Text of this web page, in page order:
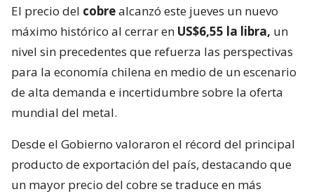
El precio del cobrealcanzó este jueves un nuevo
máximo histórico al cerrar en US$6,55 la libra, un
nivel sin precedentes que refuerza las perspectivas
para la economía chilena en medio de un escenario
de alta demanda e incertidumbre sobre la oferta
mundial del metal.
Desde el Gobierno valoraron el récord del principal
producto de exportación del país, destacando que
un mayor precio del cobre se traduce en más